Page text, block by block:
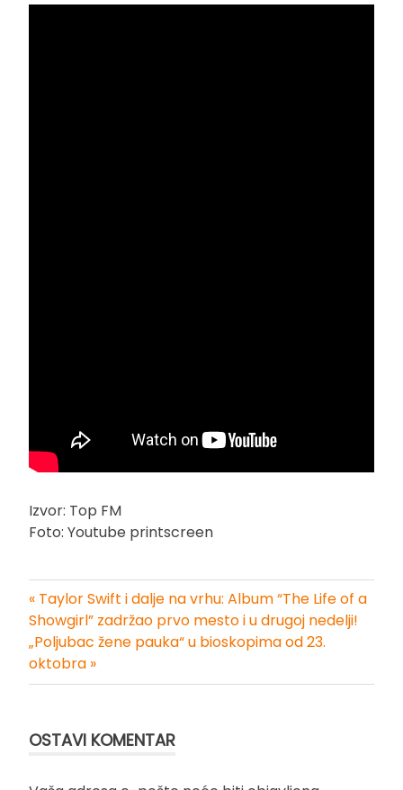
Izvor: Top FM
Foto: Youtube printscreen
Kretanje
članka
« Taylor Swift i dalje na vrhu: Album “The Life of a
Showgirl” zadržao prvo mesto i u drugoj nedelji!
„Poljubac žene pauka“ u bioskopima od 23.
oktobra »
OSTAVI KOMENTAR